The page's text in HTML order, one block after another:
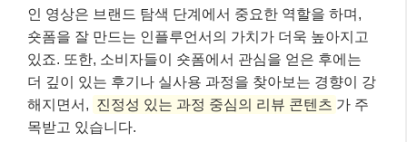
인 영상은 브랜드 탐색 단계에서 중요한 역할을 하며,
숏폼을 잘 만드는 인플루언서의 가치가 더욱 높아지고
있죠. 또한, 소비자들이 숏폼에서 관심을 얻은 후에는
더 깊이 있는 후기나 실사용 과정을 찾아보는 경향이 강
해지면서, 진정성 있는 과정 중심의 리뷰 콘텐츠 가 주
목받고 있습니다.